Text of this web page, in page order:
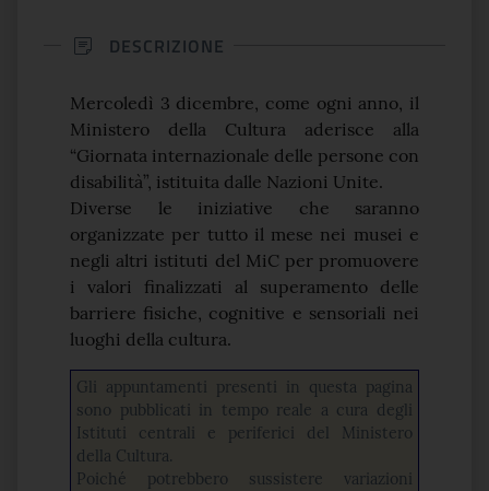
DESCRIZIONE
Mercoledì 3 dicembre, come ogni anno, il
Ministero della Cultura aderisce alla
“Giornata internazionale delle persone con
disabilità”, istituita dalle Nazioni Unite.
Diverse le iniziative che saranno
organizzate per tutto il mese nei musei e
negli altri istituti del MiC per promuovere
i valori finalizzati al superamento delle
barriere fisiche, cognitive e sensoriali nei
luoghi della cultura.
Gli appuntamenti presenti in questa pagina
sono pubblicati in tempo reale a cura degli
Istituti centrali e periferici del Ministero
della Cultura.
Poiché potrebbero sussistere variazioni